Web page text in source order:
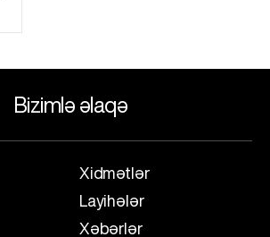
Bizimlə əlaqə
Xidmətlər
Layihələr
Xəbərlər